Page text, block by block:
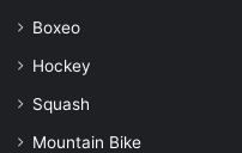
Boxeo
Hockey
Squash
Mountain Bike